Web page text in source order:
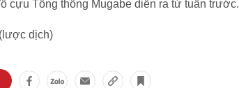
cựu Tổng thống Mugabe diễn ra từ tuần trước.
dịch)